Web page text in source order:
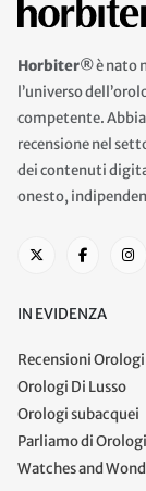
Horbiter®è nato
l’universo
competente.
recensione nel
dei contenuti
onesto,
IN EVIDENZA
Recensioni Orologi
Orologi Di Lusso
Orologi subacquei
Parliamo di Orologi
Watches and